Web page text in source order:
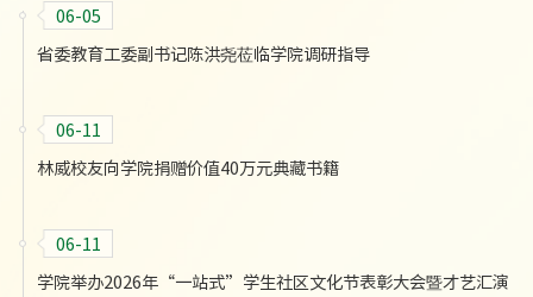
06-05
省委教育工委副书记陈洪尧莅临学院调研指导
06-11
林威校友向学院捐赠价值40万元典藏书籍
06-11
学院举办2026年“一站式”学生社区文化节表彰大会暨才艺汇演